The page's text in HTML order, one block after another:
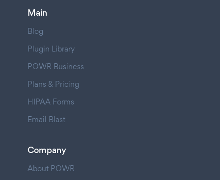
Main
Blog
Plugin Library
POWR Business
Plans & Pricing
HIPAA Forms
Email Blast
Company
About POWR